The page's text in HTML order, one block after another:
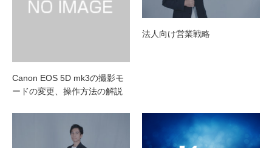
Canon EOS 5D mk3の撮影モ
ードの変更、操作方法の解説
法人向け営業戦略